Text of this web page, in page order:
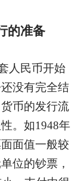
的准备
人民币开始
没有完全结
币的发行流
。如1948年
面值一般较
位的钞票，